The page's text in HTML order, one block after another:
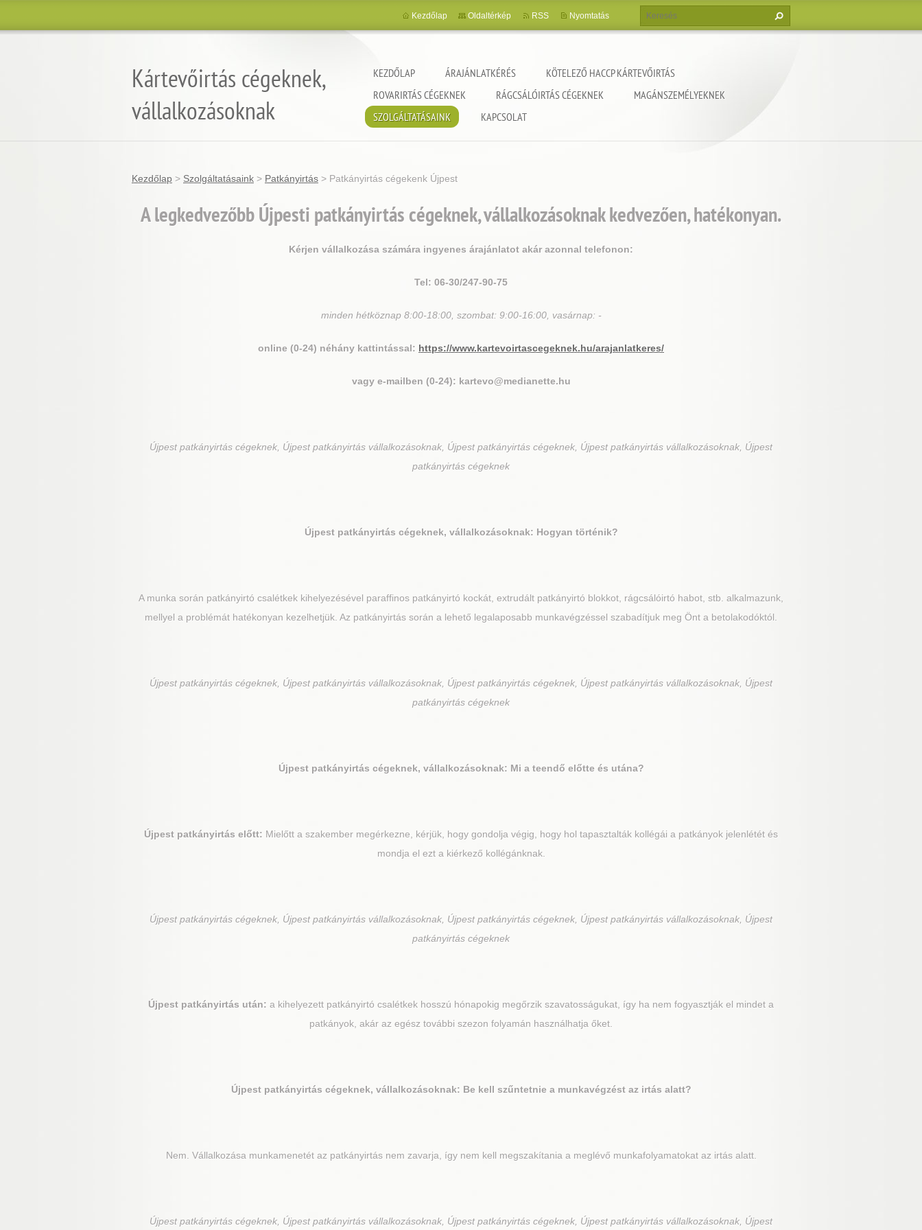
Kártevőirtás cégeknek,
vállalkozásoknak
KEZDŐLAP ÁRAJÁNLATKÉRÉS
KÖTELEZŐ HACCP KÁRTEVŐIRTÁS
ROVARIRTÁS CÉGEKNEK
RÁGCSÁLÓIRTÁS CÉGEKNEK
MAGÁNSZEMÉLYEKNEK
SZOLGÁLTATÁSAINK
KAPCSOLAT
Kezdőlap Oldaltérkép RSS Nyomtatás
Kezdőlap > Szolgáltatásaink > Patkányirtás > Patkányirtás cégekenk Újpest
A legkedvezőbb Újpesti patkányirtás cégeknek, vállalkozásoknak kedvezően, hatékonyan.
Kérjen vállalkozása számára ingyenes árajánlatot akár azonnal telefonon:
Tel: 06-30/247-90-75
minden hétköznap 8:00-18:00, szombat: 9:00-16:00, vasárnap: -
online (0-24) néhány kattintással: https://www.kartevoirtascegeknek.hu/arajanlatkeres/
vagy e-mailben (0-24): kartevo@medianette.hu
Újpestpatkányirtás cégeknek, Újpest patkányirtás vállalkozásoknak, Újpest patkányirtás cégeknek, Újpest patkányirtás vállalkozásoknak, Újpest
patkányirtás cégeknek
Újpestpatkányirtás cégeknek, vállalkozásoknak: Hogyan történik?
A munka során patkányirtó csalétkek kihelyezésével paraffinos patkányirtó kockát, extrudált patkányirtó blokkot, rágcsálóirtó habot, stb. alkalmazunk,
mellyel a problémát hatékonyan kezelhetjük. Az patkányirtás során a lehető legalaposabb munkavégzéssel szabadítjuk meg Önt a betolakodóktól.
Újpestpatkányirtás cégeknek, Újpest patkányirtás vállalkozásoknak, Újpest patkányirtás cégeknek, Újpest patkányirtás vállalkozásoknak, Újpest
patkányirtás cégeknek
Újpestpatkányirtás cégeknek, vállalkozásoknak: Mi a teendő előtte és utána?
Újpest patkányirtás előtt: Mielőtt a szakember megérkezne, kérjük, hogy gondolja végig, hogy hol tapasztalták kollégái a patkányok jelenlétét és
mondja el ezt a kiérkező kollégánknak.
Újpestpatkányirtás cégeknek, Újpest patkányirtás vállalkozásoknak, Újpest patkányirtás cégeknek, Újpest patkányirtás vállalkozásoknak, Újpest
patkányirtás cégeknek
Újpest patkányirtás után: a kihelyezett patkányirtó csalétkek hosszú hónapokig megőrzik szavatosságukat, így ha nem fogyasztják el mindet a
patkányok, akár az egész további szezon folyamán használhatja őket.
Újpestpatkányirtás cégeknek, vállalkozásoknak: Be kell szűntetnie a munkavégzést az irtás alatt?
Nem. Vállalkozása munkamenetét az patkányirtás nem zavarja, így nem kell megszakítania a meglévő munkafolyamatokat az irtás alatt.
Újpestpatkányirtás cégeknek, Újpest patkányirtás vállalkozásoknak, Újpest patkányirtás cégeknek, Újpest patkányirtás vállalkozásoknak, Újpest